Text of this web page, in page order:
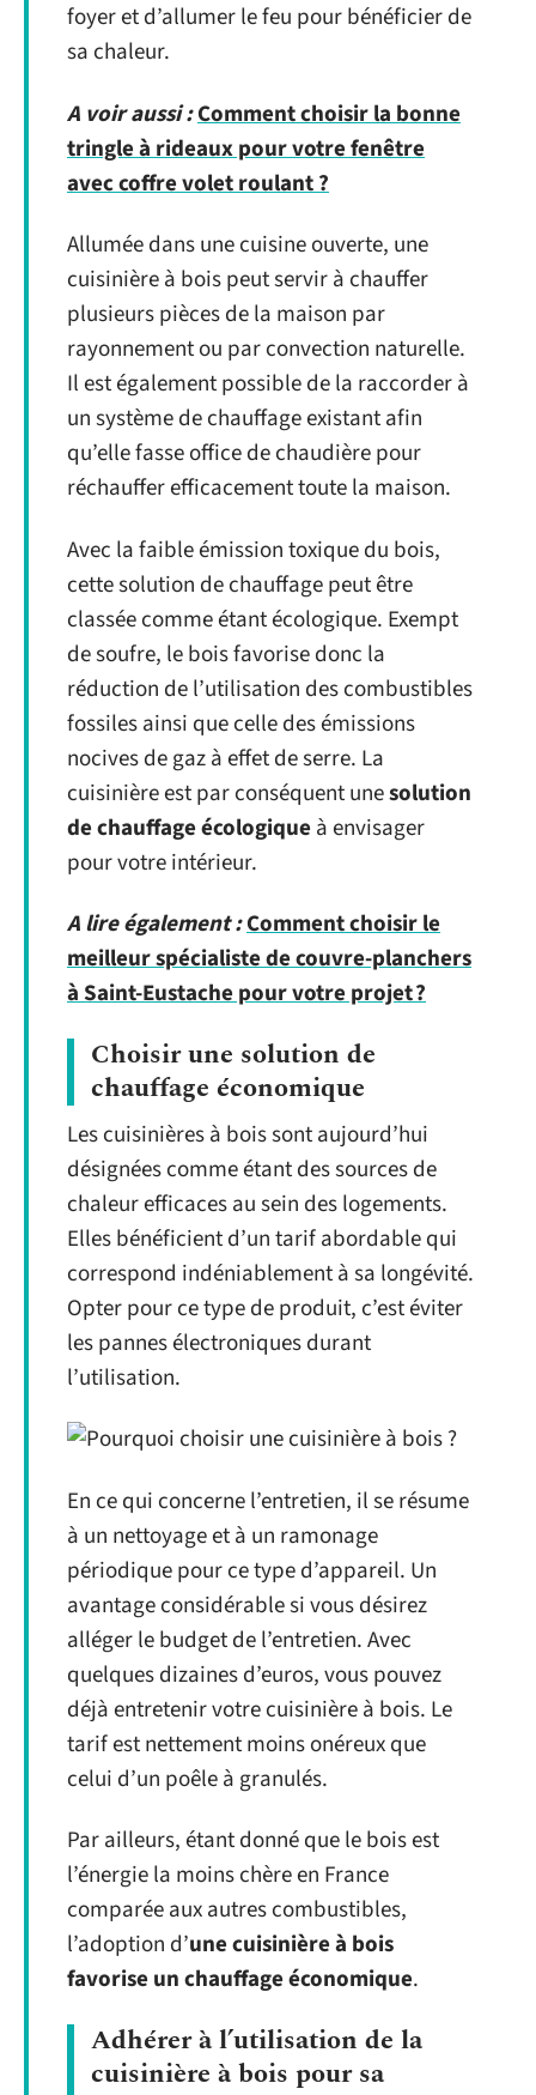
foyer et d’allumer le feu pour bénéficier de
sa chaleur.
A voir aussi :Comment choisir la bonne
tringle à rideaux pour votre fenêtre
avec coffre volet roulant ?
Allumée dans une cuisine ouverte, une
cuisinière à bois peut servir à chauffer
plusieurs pièces de la maison par
rayonnement ou par convection naturelle.
Il est également possible de la raccorder à
un système de chauffage existant afin
qu’elle fasse office de chaudière pour
réchauffer efficacement toute la maison.
Avec la faible émission toxique du bois,
cette solution de chauffage peut être
classée comme étant écologique. Exempt
de soufre, le bois favorise donc la
réduction de l’utilisation des combustibles
fossiles ainsi que celle des émissions
nocives de gaz à effet de serre. La
cuisinière est par conséquent unesolution
de chauffage écologique à envisager
pour votre intérieur.
A lire également :Comment choisir le
meilleur spécialiste de couvre-planchers
à Saint-Eustache pour votre projet ?
Choisir une solution de
chauffage économique
Les cuisinières à bois sont aujourd’hui
désignées comme étant des sources de
chaleur efficaces au sein des logements.
Elles bénéficient d’un tarif abordable qui
correspond indéniablement à sa longévité.
Opter pour ce type de produit, c’est éviter
les pannes électroniques durant
l’utilisation.
En ce qui concerne l’entretien, il se résume
à un nettoyage et à un ramonage
périodique pour ce type d’appareil. Un
avantage considérable si vous désirez
alléger le budget de l’entretien. Avec
quelques dizaines d’euros, vous pouvez
déjà entretenir votre cuisinière à bois. Le
tarif est nettement moins onéreux que
celui d’un poêle à granulés.
Par ailleurs, étant donné que le bois est
l’énergie la moins chère en France
comparée aux autres combustibles,
l’adoption d’une cuisinière à bois
favorise un chauffage économique.
Adhérer à l’utilisation de la
cuisinière à bois pour sa